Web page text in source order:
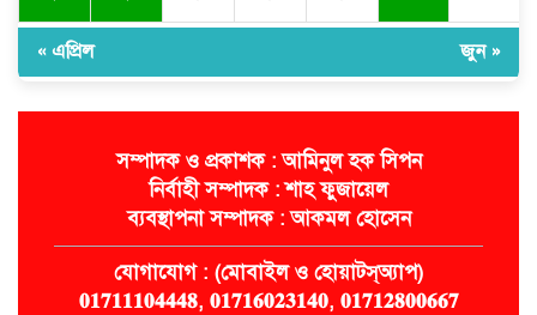
« এপ্রিল জুন »
সম্পাদক ও প্রকাশক : আমিনুল হক সিপন
নির্বাহী সম্পাদক : শাহ ফুজায়েল
ব্যবস্থাপনা সম্পাদক : আকমল হোসেন
যোগাযোগ : (মোবাইল ও হোয়াটস্অ্যাপ)
𝟎𝟏𝟕𝟏𝟏𝟏𝟎𝟒𝟒𝟒𝟖, 𝟎𝟏𝟕𝟏𝟔𝟎𝟐𝟑𝟏𝟒𝟎, 𝟎𝟏𝟕𝟏𝟐𝟖𝟎𝟎𝟔𝟔𝟕